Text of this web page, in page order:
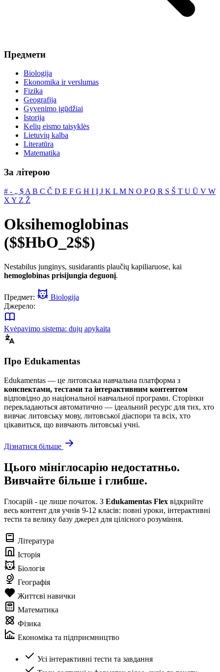
Предмети
Biologija
Ekonomika ir verslumas
Fizika
Geografija
Gyvenimo įgūdžiai
Istorija
Kelių eismo taisyklės
Lietuvių kalba
Literatūra
Matematika
За літерою
# ‐ „ $ A B C Č D E F G H I Į J K L M N O PQ R S Š T U Ū V W
X Y Z Ž
Oksihemoglobinas
($$HbO_2$$)
Nestabilus junginys, susidarantis plaučių kapiliaruose, kai
hemoglobinas prisijungia deguonį.
Предмет:
Biologija
Джерело:
Kvėpavimo sistema: dujų apykaita
Про Edukamentas
Edukamentas — це литовська навчальна платформа з
конспектами, тестами та інтерактивним контентом
відповідно до національної навчальної програми. Сторінки
перекладаються автоматично — ідеальний ресурс для тих, хто
вивчає литовську мову, литовської діаспори та всіх, хто
цікавиться, що вивчають литовські учні.
Дізнатися більше
Цього мініглосарію недостатньо.
Вивчайте більше і глибше.
Глосарій - це лише початок. З Edukamentas Flex відкрийте
весь контент для учнів 9-12 класів: повні уроки, інтерактивні
тести та велику базу джерел для цілісного розуміння.
Література
Історія
Біологія
Географія
Життєві навички
Математика
Фізика
Економіка та підприємництво
Усі інтерактивні тести та завдання